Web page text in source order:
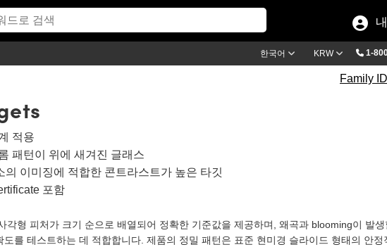
한국어 KRW 1-
Family ID
적용
패턴이 위에 새겨진 글래스
의 이미징에 적합한 콘트라스트가 높은 타깃
포함
각형 피처가 크기 순으로 배열되어 정확한 기준값을 제공하며, 왜곡과 blooming이 발생
도를 테스트하는 데 적합합니다. 제품의 정밀 패턴은 표준 현미경 슬라이드 형태의 안정